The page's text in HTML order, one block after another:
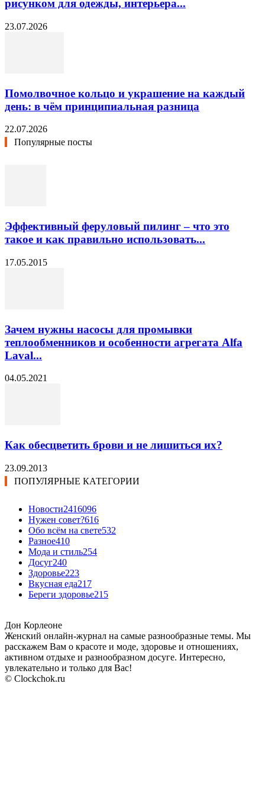
рисунком для одежды, интерьера...
23.07.2026
Помолвочное кольцо и украшение на каждый
день: в чём принципиальная разница
22.07.2026
Популярные посты
Эффективный феруловый пилинг – что это
такое и как правильно использовать...
17.05.2015
Зачем нужны насосы для промывки
теплообменников и особенности агрегата Alfa
Laval...
04.05.2021
Как обесцветить брови и не лишиться их?
23.09.2013
ПОПУЛЯРНЫЕ КАТЕГОРИИ
Новости2416096
Нужен совет?616
Обо всём на свете532
Разное410
Мода и стиль254
Досуг240
Здоровье223
Вкусная еда217
Береги здоровье215
Дон Корлеоне
Женский онлайн-журнал на самые разнообразные темы. Мы
расскажем Вам о красоте и моде, здоровье и отношениях,
активном отдыхе и разнообразном досуге. Интересно,
увлекательно и только для Вас!
© Clockchok.ru